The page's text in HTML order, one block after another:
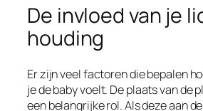
De invloed van je
houding
Er zijn veel factoren die bepalen
je de baby voelt. De plaats van de
een belangrijke rol. Als deze aan